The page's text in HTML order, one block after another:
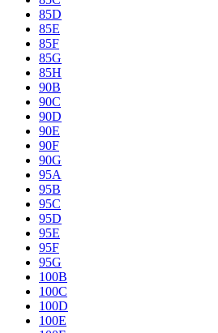
85D
85E
85F
85G
85H
90B
90C
90D
90E
90F
90G
95A
95B
95C
95D
95E
95F
95G
100B
100C
100D
100E